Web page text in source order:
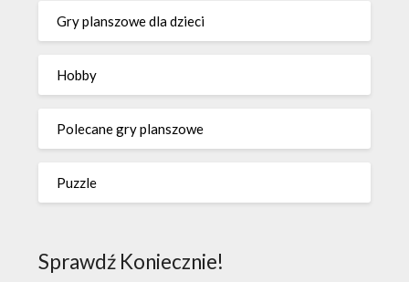
Gry planszowe dla dzieci
Hobby
Polecane gry planszowe
Puzzle
Sprawdź Koniecznie!